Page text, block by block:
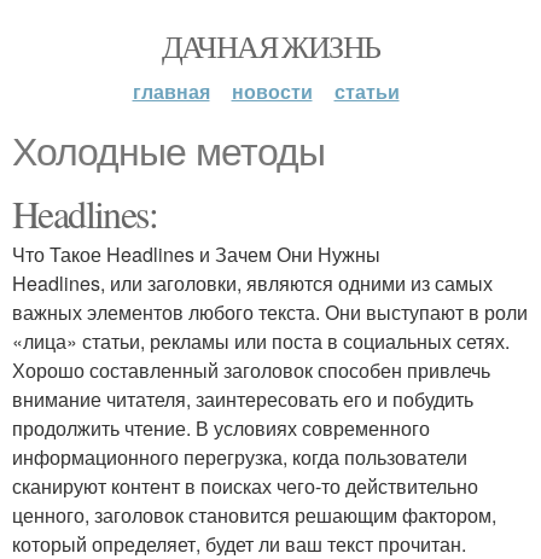
ДАЧНАЯ ЖИЗНЬ
главная новости статьи
Холодные методы
Headlines:
Что Такое Headlines и Зачем Они Нужны
Headlines, или заголовки, являются одними из самых
важных элементов любого текста. Они выступают в роли
«лица» статьи, рекламы или поста в социальных сетях.
Хорошо составленный заголовок способен привлечь
внимание читателя, заинтересовать его и побудить
продолжить чтение. В условиях современного
информационного перегрузка, когда пользователи
сканируют контент в поисках чего-то действительно
ценного, заголовок становится решающим фактором,
который определяет, будет ли ваш текст прочитан.